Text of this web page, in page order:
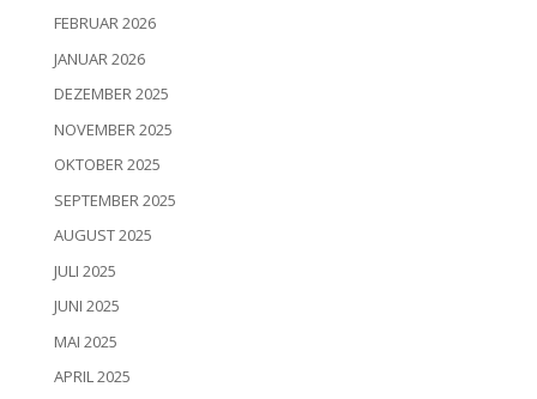
FEBRUAR 2026
JANUAR 2026
DEZEMBER 2025
NOVEMBER 2025
OKTOBER 2025
SEPTEMBER 2025
AUGUST 2025
JULI 2025
JUNI 2025
MAI 2025
APRIL 2025